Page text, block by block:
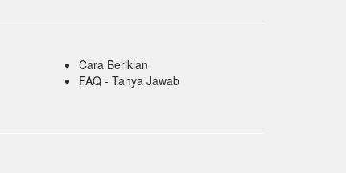
Cara Beriklan
FAQ - Tanya Jawab